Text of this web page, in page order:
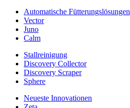
Automatische Fütterungslösungen
Vector
Juno
Calm
Stallreinigung
Discovery Collector
Discovery Scraper
Sphere
Neueste Innovationen